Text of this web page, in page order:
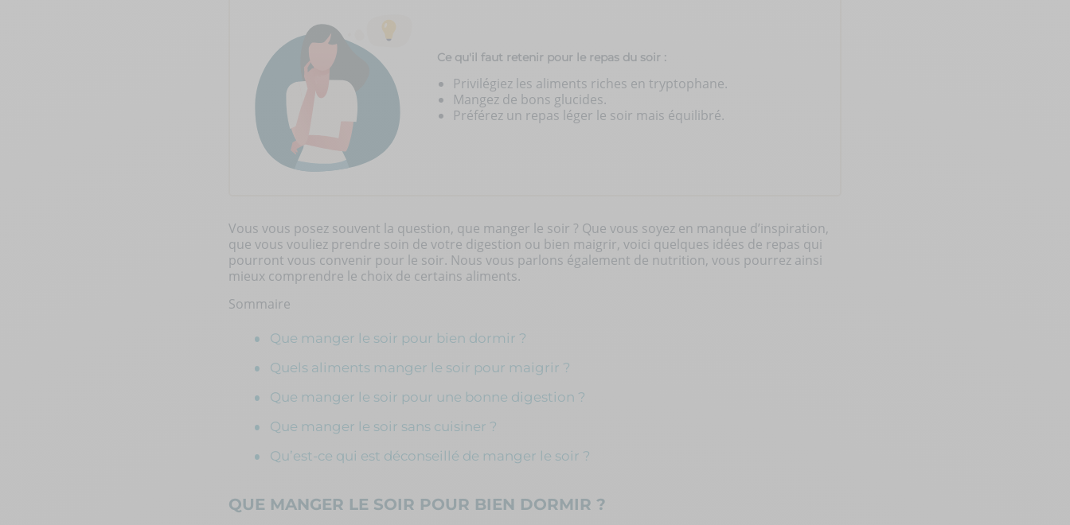
Ce qu'il faut retenir pour le repas du soir :
Privilégiez les aliments riches en tryptophane.
Mangez de bons glucides.
Préférez un repas léger le soir mais équilibré.
Vous vous posez souvent la question, que manger le soir ? Que vous soyez en manque d’inspiration,
que vous vouliez prendre soin de votre digestion ou bien maigrir, voici quelques idées de repas qui
pourront vous convenir pour le soir. Nous vous parlons également de nutrition, vous pourrez ainsi
mieux comprendre le choix de certains aliments.
Sommaire
Que manger le soir pour bien dormir ?
Quels aliments manger le soir pour maigrir ?
Que manger le soir pour une bonne digestion ?
Que manger le soir sans cuisiner ?
Qu’est-ce qui est déconseillé de manger le soir ?
QUE MANGER LE SOIR POUR BIEN DORMIR ?